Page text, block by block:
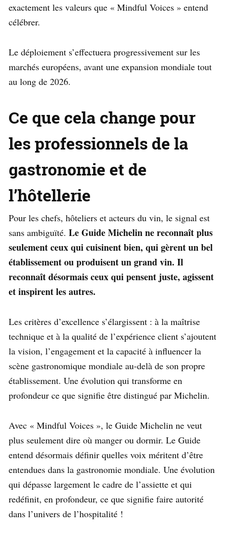
exactement les valeurs que « Mindful Voices » entend
célébrer.
Le déploiement s’effectuera progressivement sur les
marchés européens, avant une expansion mondiale tout
au long de 2026.
Ce que cela change pour
les professionnels de la
gastronomie et de
l’hôtellerie
Pour les chefs, hôteliers et acteurs du vin, le signal est
sans ambiguïté. Le Guide Michelin ne reconnaît plus
seulement ceux qui cuisinent bien, qui gèrent un bel
établissement ou produisent un grand vin. Il
reconnaît désormais ceux qui pensent juste, agissent
et inspirent les autres.
Les critères d’excellence s’élargissent : à la maîtrise
technique et à la qualité de l’expérience client s’ajoutent
la vision, l’engagement et la capacité à influencer la
scène gastronomique mondiale au-delà de son propre
établissement. Une évolution qui transforme en
profondeur ce que signifie être distingué par Michelin.
Avec « Mindful Voices », le Guide Michelin ne veut
plus seulement dire où manger ou dormir. Le Guide
entend désormais définir quelles voix méritent d’être
entendues dans la gastronomie mondiale. Une évolution
qui dépasse largement le cadre de l’assiette et qui
redéfinit, en profondeur, ce que signifie faire autorité
dans l’univers de l’hospitalité !